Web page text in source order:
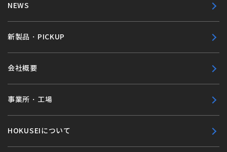
NEWS
新製品・PICKUP
会社概要
事業所・工場
HOKUSEIについて